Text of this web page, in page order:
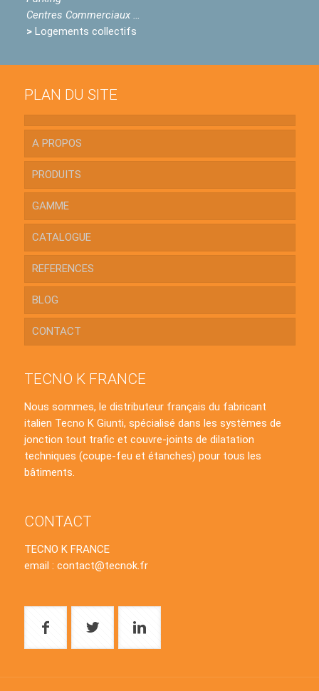
Centres Commerciaux …
> Logements collectifs
PLAN DU SITE
A PROPOS
PRODUITS
GAMME
CATALOGUE
REFERENCES
BLOG
CONTACT
TECNO K FRANCE
Nous sommes, le distributeur français du fabricant
italien Tecno K Giunti, spécialisé dans les systèmes de
jonction tout trafic et couvre-joints de dilatation
techniques (coupe-feu et étanches) pour tous les
bâtiments.
CONTACT
TECNO K FRANCE
email : contact@tecnok.fr